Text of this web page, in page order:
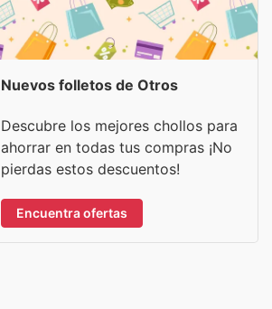
Nuevos folletos de Otros
Descubre los mejores chollos para
ahorrar en todas tus compras ¡No
pierdas estos descuentos!
Encuentra ofertas